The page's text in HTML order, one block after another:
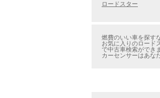
ロードスター
燃費のいい車を探す
お気に入りのロード
で中古車検索ができ
カーセンサーはあな